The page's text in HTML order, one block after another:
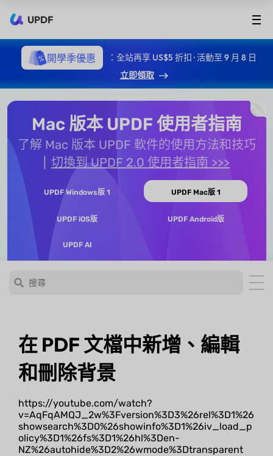
UPDF
開學季優惠
：全站再享 US$5 折扣 · 活動至 9 月 8 日
立即領取
Mac 版本 UPDF 使用者指南
了解 Mac 版本 UPDF 軟件的使用方法和技巧
切換到 UPDF 2.0 使用者指南 >>>
UPDF Windows版 1 UPDF Mac版 1
UPDF iOS版 UPDF Android版
UPDF AI
在 PDF 文檔中新增、編輯
和刪除背景
https://youtube.com/watch?
v=AqFqAMQJ_2w%3Fversion%3D3%26rel%3D1%26
showsearch%3D0%26showinfo%3D1%26iv_load_p
olicy%3D1%26fs%3D1%26hl%3Den-
NZ%26autohide%3D2%26wmode%3Dtransparent